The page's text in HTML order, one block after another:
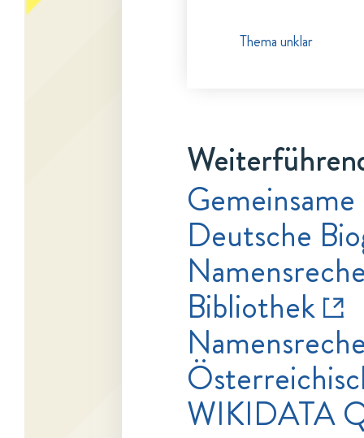
Thema unklar
Deutsche
Bibliothek
WIKIDATA